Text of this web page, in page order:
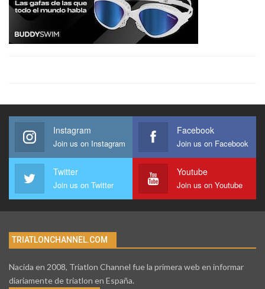
Instagram
Join us on Instagram
Facebook
Join us on Facebook
Twitter
Join us on Twitter
Youtube
Join us on Youtube
TRIATLONCHANNEL.COM
Nacida en 2008, Triatlon Channel fue la primera web en informar
diariamente de triatlon en España.